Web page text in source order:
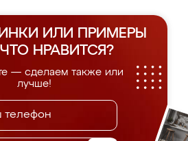
ИЛИ ПРИМЕРЫ
ЧТО НРАВИТСЯ?
— сделаем также или
лучше!